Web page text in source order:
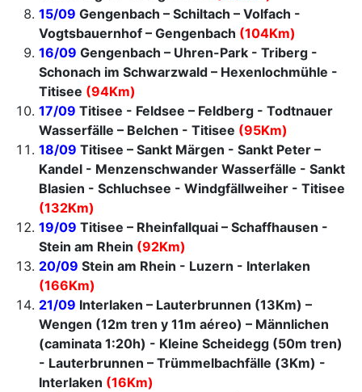
15/09 Gengenbach – Schiltach – Volfach -
Vogtsbauernhof – Gengenbach (104Km)
16/09 Gengenbach – Uhren-Park - Triberg -
Schonach im Schwarzwald – Hexenlochmühle -
Titisee (94Km)
17/09 Titisee - Feldsee – Feldberg - Todtnauer
Wasserfälle – Belchen - Titisee (95Km)
18/09 Titisee – Sankt Märgen - Sankt Peter –
Kandel - Menzenschwander Wasserfälle - Sankt
Blasien - Schluchsee - Windgfällweiher - Titisee
(132Km)
19/09 Titisee – Rheinfallquai – Schaffhausen -
Stein am Rhein (92Km)
20/09 Stein am Rhein - Luzern - Interlaken
(166Km)
21/09 Interlaken – Lauterbrunnen (13Km) –
Wengen (12m tren y 11m aéreo) – Männlichen
(caminata 1:20h) - Kleine Scheidegg (50m tren)
- Lauterbrunnen – Trümmelbachfälle (3Km) -
Interlaken (16Km)